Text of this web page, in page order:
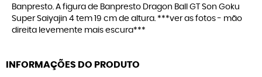
Banpresto. A figura de Banpresto Dragon Ball GT Son Goku
Super Saiyajin 4 tem 19 cm de altura. ***ver as fotos - mão
direita levemente mais escura***
INFORMAÇÕES DO PRODUTO